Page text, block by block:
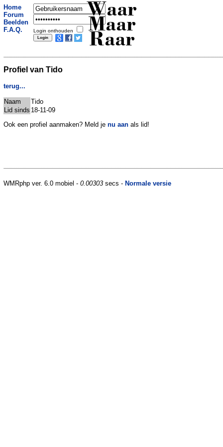
Home
Forum
Beelden
F.A.Q.
Login onthouden
Waar
Maar
Raar
Profiel van Tido
terug...
Naam
Tido
Lid sinds 18-11-09
Ook een profiel aanmaken? Meld je nu aan als lid!
WMRphp ver. 6.0 mobiel - 0.00303 secs - Normale versie